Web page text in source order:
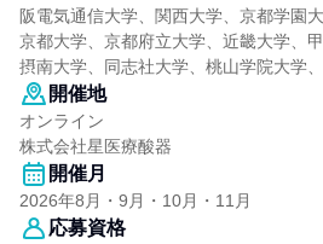
阪電気通信大学、関西大学、京都学園
京都大学、京都府立大学、近畿大学、
摂南大学、同志社大学、桃山学院大学
開催地
オンライン
株式会社星医療酸器
開催月
2026年8月・9月・10月・11月
応募資格